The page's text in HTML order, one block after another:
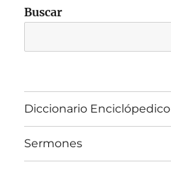
Buscar
Diccionario Enciclópedico
Sermones